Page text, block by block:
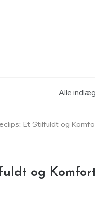
Alle
Et Stilfuldt og
og